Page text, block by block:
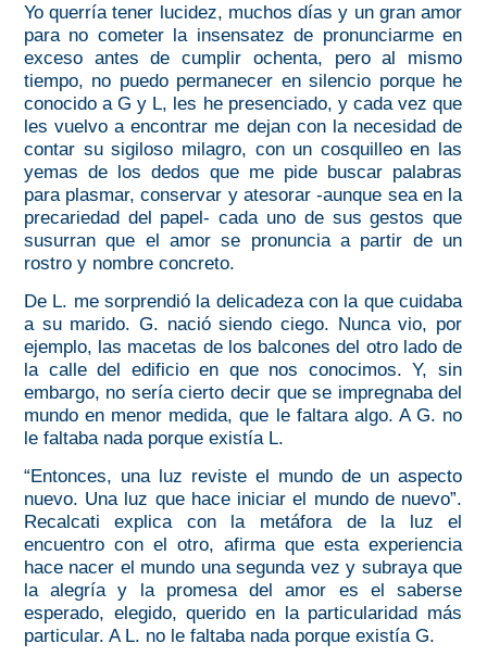
Yo querría tener lucidez, muchos días y un gran amor
para no cometer la insensatez de pronunciarme en
exceso antes de cumplir ochenta, pero al mismo
tiempo, no puedo permanecer en silencio porque he
conocido a G y L, les he presenciado, y cada vez que
les vuelvo a encontrar me dejan con la necesidad de
contar su sigiloso milagro, con un cosquilleo en las
yemas de los dedos que me pide buscar palabras
para plasmar, conservar y atesorar -aunque sea en la
precariedad del papel- cada uno de sus gestos que
susurran que el amor se pronuncia a partir de un
rostro y nombre concreto.
De L. me sorprendió la delicadeza con la que cuidaba
a su marido. G. nació siendo ciego. Nunca vio, por
ejemplo, las macetas de los balcones del otro lado de
la calle del edificio en que nos conocimos. Y, sin
embargo, no sería cierto decir que se impregnaba del
mundo en menor medida, que le faltara algo. A G. no
le faltaba nada porque existía L.
“Entonces, una luz reviste el mundo de un aspecto
nuevo. Una luz que hace iniciar el mundo de nuevo”.
Recalcati explica con la metáfora de la luz el
encuentro con el otro, afirma que esta experiencia
hace nacer el mundo una segunda vez y subraya que
la alegría y la promesa del amor es el saberse
esperado, elegido, querido en la particularidad más
particular. A L. no le faltaba nada porque existía G.